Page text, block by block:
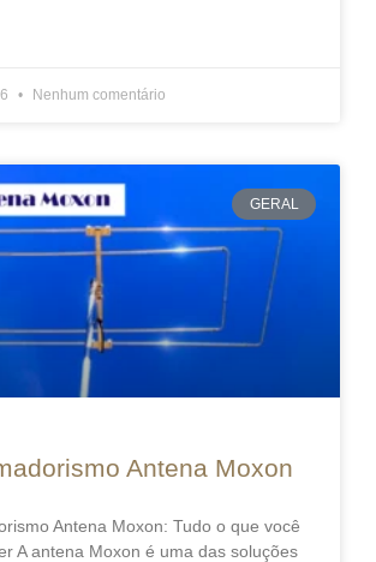
Nenhum comentário
GERAL
Antena Moxon
Antena Moxon: Tudo o que você
A antena Moxon é uma das soluções